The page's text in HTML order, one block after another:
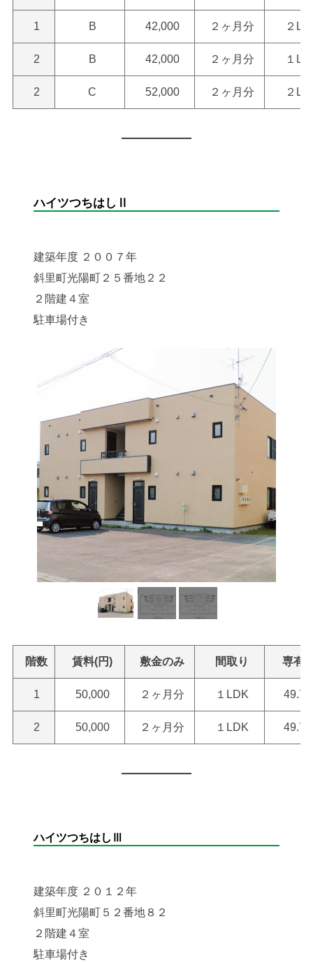
1 B 42,000 ２ヶ月分 ２
2 B 42,000 ２ヶ月分 １
2 C 52,000 ２ヶ月分 ２
ハイツつちはしⅡ
建築年度 ２００７年
斜里町光陽町２５番地２２
２階建４室
駐車場付き
階数 賃料(円) 敷金のみ 間取り 専有
1 50,000 ２ヶ月分 １LDK
2 50,000 ２ヶ月分 １LDK
ハイツつちはしⅢ
建築年度 ２０１２年
斜里町光陽町５２番地８２
２階建４室
駐車場付き